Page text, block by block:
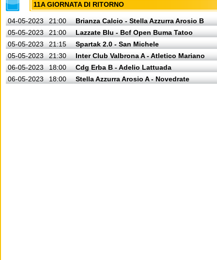
11A GIORNATA DI RITORNO
04-05-2023 21:00
Brianza Calcio - Stella Azzurra Arosio B
05-05-2023
21:00
Lazzate Blu - Bcf Open Buma Tatoo
05-05-2023
21:15
Spartak 2.0 - San Michele
05-05-2023
21:30
Inter Club Valbrona A - Atletico Mariano
06-05-2023
18:00
Cdg Erba B - Adelio Lattuada
06-05-2023
18:00 Stella Azzurra Arosio A - Novedrate